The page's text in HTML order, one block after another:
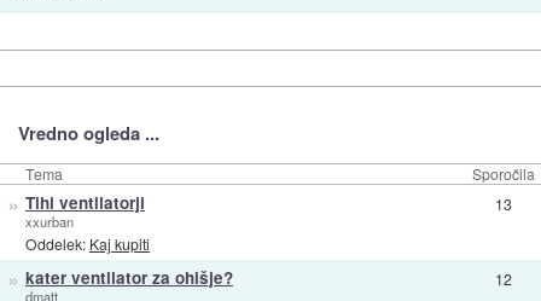
Vredno ogleda ...
Tema Sporočila
» Tihi ventilatorji
xxurban
Oddelek: Kaj kupiti
13
» kater ventilator za ohišje?
dmatt
12